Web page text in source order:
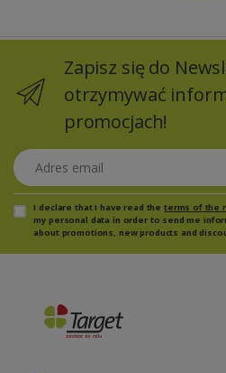
Zapisz się do
otrzymywać
promocjach!
Adres email
I declare that I have read the terms of the
my personal data in order to send me
about promotions, new products and